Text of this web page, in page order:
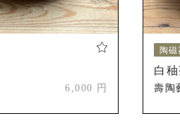
6,000 円
陶磁
白
壽陶